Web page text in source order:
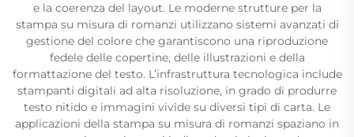
e la coerenza del layout. Le moderne strutture per la
stampa su misura di romanzi utilizzano sistemi avanzati di
gestione del colore che garantiscono una riproduzione
fedele delle copertine, delle illustrazioni e della
formattazione del testo. L’infrastruttura tecnologica include
stampanti digitali ad alta risoluzione, in grado di produrre
testo nitido e immagini vivide su diversi tipi di carta. Le
applicazioni della stampa su misura di romanzi spaziano in